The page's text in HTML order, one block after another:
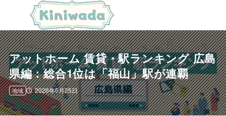
アットホーム 賃貸・駅ランキング 広島
県編：総合1位は「福山」駅が連覇
2026年5月25日
地域